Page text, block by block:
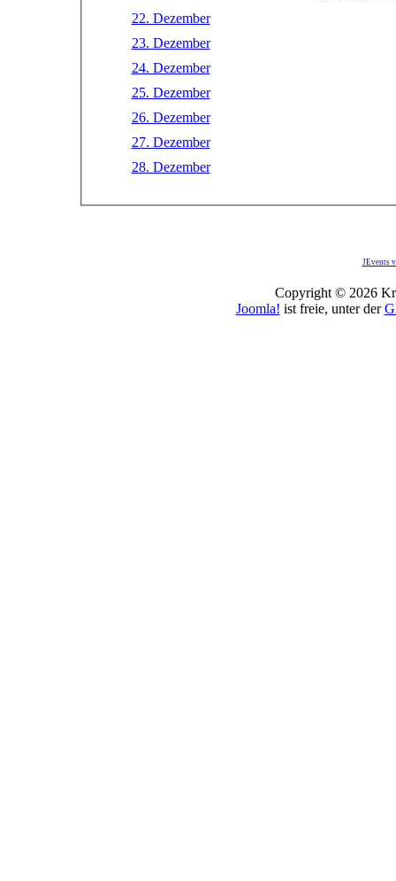
22. Dezember
23. Dezember
24. Dezember
25. Dezember
26. Dezember
27. Dezember
28. Dezember
JEvents
Copyright © 2026
Joomla! ist freie, unter der